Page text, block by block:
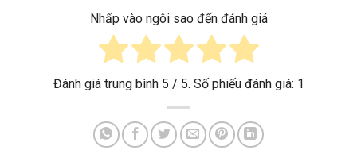
Nhấp vào ngôi sao đến đánh giá
Đánh giá trung bình 5 / 5. Số phiếu đánh giá: 1